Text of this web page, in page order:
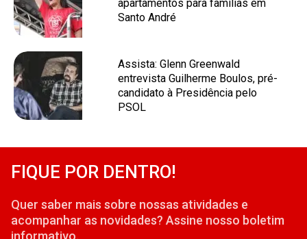
apartamentos para famílias em
Santo André
Assista: Glenn Greenwald
entrevista Guilherme Boulos, pré-
candidato à Presidência pelo
PSOL
FIQUE POR DENTRO!
Quer saber mais sobre nossas atividades e
acompanhar as novidades? Assine nosso boletim
informativo.